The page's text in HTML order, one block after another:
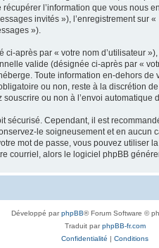
l’information que vous nous
invités »), l’enregistrement
»).
après par « votre nom d’utilisateur
valide (désignée ci-après par «
Toute information en-dehors de
ou non, reste à la discrétion
ou non à l’envoi automatique
sécurisé. Cependant, il est
le soigneusement et en
mot de passe, vous pouvez utiliser
courriel, alors le logiciel phpBB
Développé parphpBB® Forum Software ©
Traduit parphpBB-fr.com
Confidentialité | Conditions